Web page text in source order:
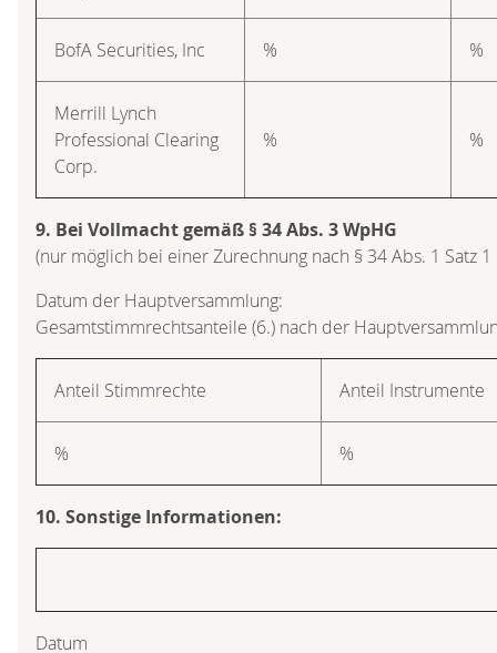
BofA Securities, Inc % %
Merrill Lynch
Professional Clearing
Corp.
% %
9. Bei Vollmacht gemäß § 34 Abs. 3 WpHG
(nur möglich bei einer Zurechnung nach § 34 Abs. 1 Satz
Datum der Hauptversammlung:
Gesamtstimmrechtsanteile (6.) nach der
Anteil Stimmrechte Anteil Instrumente
% %
10. Sonstige Informationen:
Datum